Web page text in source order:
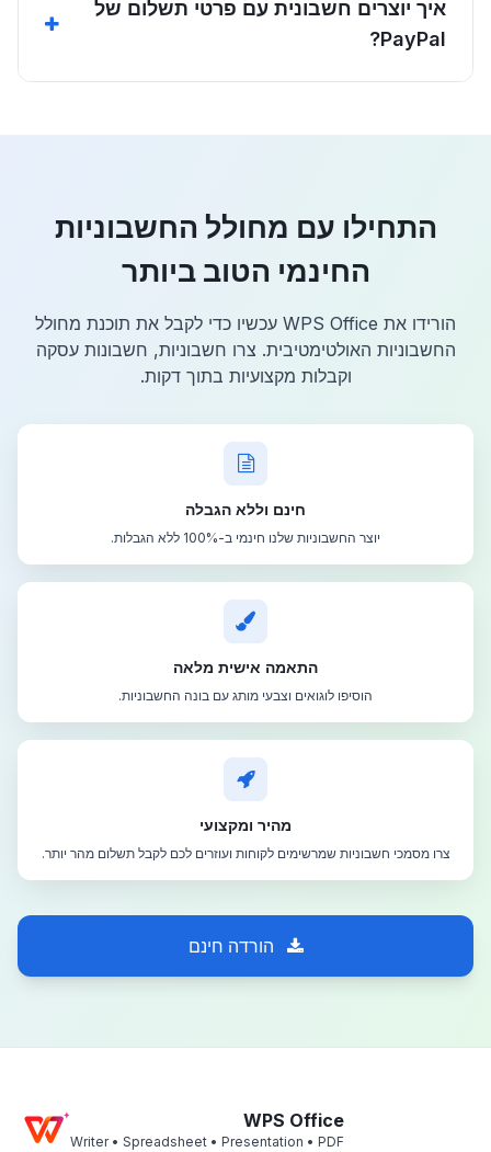
איך יוצרים חשבונית עם פרטי תשלום של
PayPal?
התחילו עם מחולל החשבוניות
החינמי הטוב ביותר
הורידו את WPS Office עכשיו כדי לקבל את תוכנת מחולל
החשבוניות האולטימטיבית. צרו חשבוניות, חשבונות עסקה
וקבלות מקצועיות בתוך דקות.
חינם וללא הגבלה
יוצר החשבוניות שלנו חינמי ב-100% ללא הגבלות.
התאמה אישית מלאה
הוסיפו לוגואים וצבעי מותג עם בונה החשבוניות.
מהיר ומקצועי
צרו מסמכי חשבוניות שמרשימים לקוחות ועוזרים לכם לקבל תשלום מהר יותר.
הורדה חינם
WPS Office
Writer • Spreadsheet • Presentation • PDF